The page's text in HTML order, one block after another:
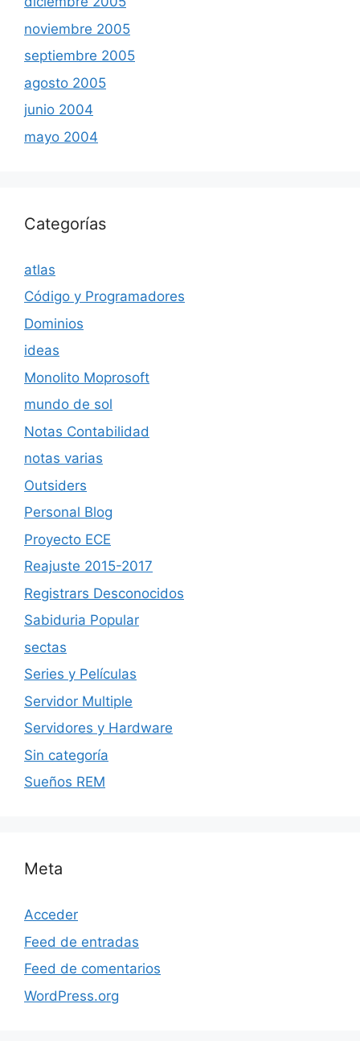
noviembre 2005
septiembre 2005
agosto 2005
junio 2004
mayo 2004
Categorías
atlas
Código y Programadores
Dominios
ideas
Monolito Moprosoft
mundo de sol
Notas Contabilidad
notas varias
Outsiders
Personal Blog
Proyecto ECE
Reajuste 2015-2017
Registrars Desconocidos
Sabiduria Popular
sectas
Series y Películas
Servidor Multiple
Servidores y Hardware
Sin categoría
Sueños REM
Meta
Acceder
Feed de entradas
Feed de comentarios
WordPress.org